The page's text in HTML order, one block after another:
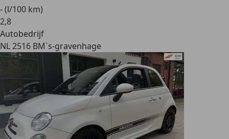
- (l/100 km)
2,8
Autobedrijf
NL 2516 BM`s-gravenhage